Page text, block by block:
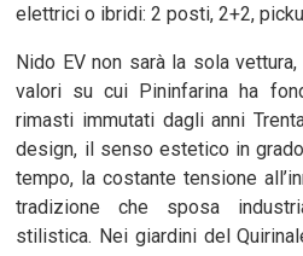
elettrici o ibridi: 2 posti, 2+2,
Nido EV non sarà la sola
valori su cui Pininfarina ha
rimasti immutati dagli anni
design, il senso estetico in
tempo, la costante tensione
tradizione che sposa
stilistica. Nei giardini del